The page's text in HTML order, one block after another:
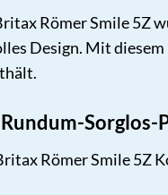
Römer Smile 5Z
Design. Mit diesem
Rundum-
Römer Smile 5Z